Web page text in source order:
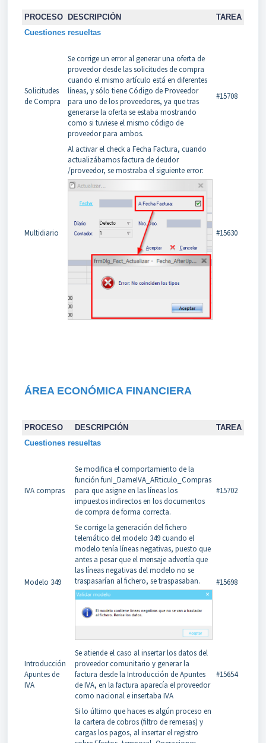
PROCESO DESCRIPCIÓN
TAREA
Cuestiones resueltas
Solicitudes
de Compra
Se corrige un error al generar una oferta de
proveedor desde las solicitudes de compra
cuando el mismo artículo está en diferentes
líneas, y sólo tiene Código de Proveedor
para uno de los proveedores, ya que tras
generarse la oferta se estaba mostrando
como si tuviese el mismo código de
proveedor para ambos.
#15708
Multidiario
Al activar el check a Fecha Factura, cuando
actualizábamos factura de deudor
/proveedor, se mostraba el siguiente error:
#15630
ÁREA ECONÓMICA FINANCIERA
PROCESO DESCRIPCIÓN
TAREA
Cuestiones resueltas
IVA compras
Se modifica el comportamiento de la
función funI_DameIVA_ARticulo_Compras
para que asigne en las líneas los
impuestos indirectos en los documentos
de compra de forma correcta.
#15702
Modelo 349
Se corrige la generación del fichero
telemático del modelo 349 cuando el
modelo tenía líneas negativas, puesto que
antes a pesar que el mensaje advertía que
las líneas negativas del modelo no se
traspasarían al fichero, se traspasaban.
#15698
Introducción
Apuntes de
IVA
Se atiende el caso al insertar los datos del
proveedor comunitario y generar la
factura desde la Introducción de Apuntes
de IVA, en la factura aparecía el proveedor
como nacional e insertaba IVA
#15654
Si lo último que haces es algún proceso en
la cartera de cobros (filtro de remesas) y
cargas los pagos, al insertar el registro